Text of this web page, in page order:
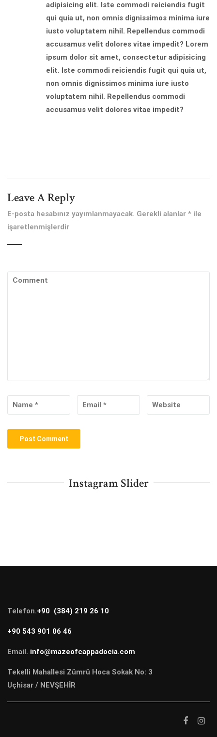
adipisicing elit. Iste commodi reiciendis fugit
qui quia ut, non omnis dignissimos minima iure
iusto voluptatem nihil. Repellendus commodi
accusamus velit dolores vitae impedit? Lorem
ipsum dolor sit amet, consectetur adipisicing
elit. Iste commodi reiciendis fugit qui quia ut,
non omnis dignissimos minima iure iusto
voluptatem nihil. Repellendus commodi
accusamus velit dolores vitae impedit?
Leave A Reply
E-posta hesabınız yayımlanmayacak. Gerekli alanlar * ile
işaretlenmişlerdir
Instagram Slider
Telefon.+90 (384) 219 26 10
+90 543 901 06 46
Email. info@mazeofcappadocia.com
Tekelli Mahallesi Zümrü Hoca Sokak No: 3
Uçhisar / NEVŞEHİR